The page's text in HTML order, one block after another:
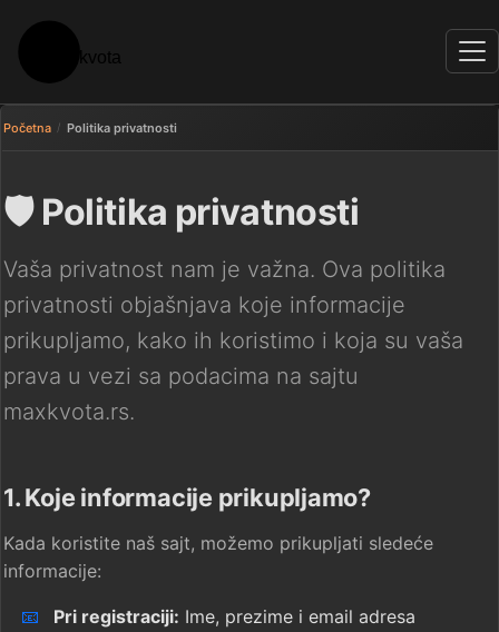
Početna Politika privatnosti
🛡️Politika privatnosti
Vaša privatnost nam je važna. Ova politika
privatnosti objašnjava koje informacije
prikupljamo, kako ih koristimo i koja su vaša
prava u vezi sa podacima na sajtu
maxkvota.rs.
1. Koje informacije prikupljamo?
Kada koristite naš sajt, možemo prikupljati sledeće
informacije:
📧 Pri registraciji: Ime, prezime i email adresa